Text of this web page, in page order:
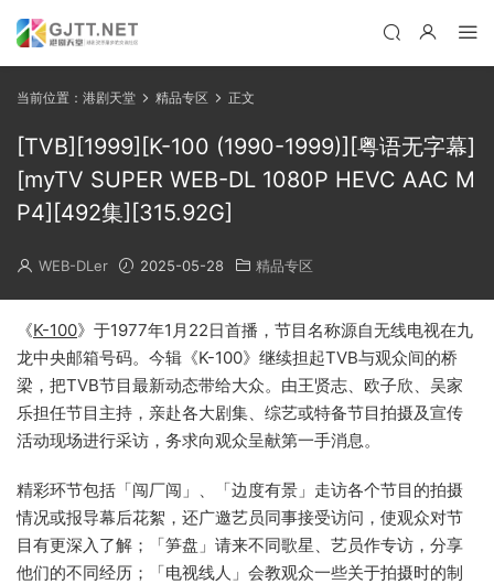
当前位置： 港剧天堂 精品专区 正文
[TVB][1999][K-100 (1990-1999)][粤语无字幕]
[myTV SUPER WEB-DL 1080P HEVC AAC M
P4][492集][315.92G]
WEB-DLer 2025-05-28 精品专区
《K-100》于1977年1月22日首播，节目名称源自无线电视在九
龙中央邮箱号码。今辑《K-100》继续担起TVB与观众间的桥
梁，把TVB节目最新动态带给大众。由王贤志、欧子欣、吴家
乐担任节目主持，亲赴各大剧集、综艺或特备节目拍摄及宣传
活动现场进行采访，务求向观众呈献第一手消息。
精彩环节包括「闯厂闯」、「边度有景」走访各个节目的拍摄
情况或报导幕后花絮，还广邀艺员同事接受访问，使观众对节
目有更深入了解；「笋盘」请来不同歌星、艺员作专访，分享
他们的不同经历；「电视线人」会教观众一些关于拍摄时的制